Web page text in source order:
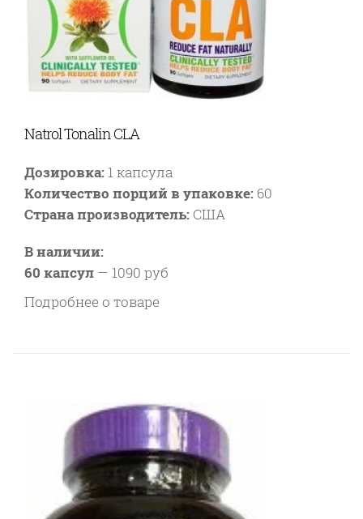
Natrol Tonalin CLA
Дозировка: 1 капсула
Количество порций в упаковке: 60
Страна производитель: США
В наличии:
60 капсул — 1090 руб
Подробнее о товаре